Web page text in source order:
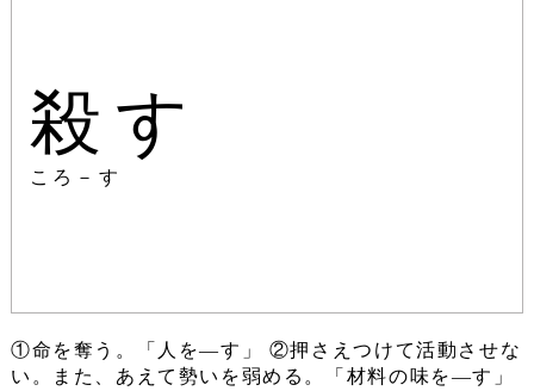
殺す
ころ－す
①命を奪う。「人を―す」 ②押さえつけて活動させな
い。また、あえて勢いを弱める。「材料の味を―す」